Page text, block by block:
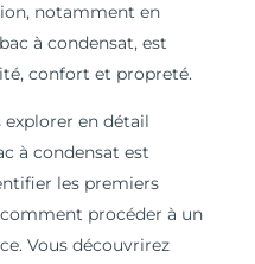
notamment en
à condensat, est
confort et propreté.
en détail
à condensat est
les premiers
procéder à un
Vous découvrirez